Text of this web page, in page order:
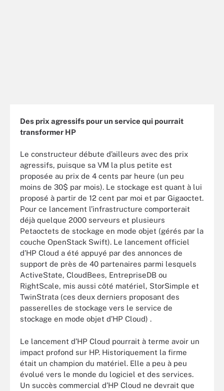
Des prix agressifs pour un service qui pourrait
transformer HP
Le constructeur débute d’ailleurs avec des prix
agressifs, puisque sa VM la plus petite est
proposée au prix de 4 cents par heure (un peu
moins de 30$ par mois). Le stockage est quant à lui
proposé à partir de 12 cent par moi et par Gigaoctet.
Pour ce lancement l’infrastructure comporterait
déjà quelque 2000 serveurs et plusieurs
Petaoctets de stockage en mode objet (gérés par la
couche OpenStack Swift). Le lancement officiel
d’HP Cloud a été appuyé par des annonces de
support de près de 40 partenaires parmi lesquels
ActiveState, CloudBees, EntrepriseDB ou
RightScale, mis aussi côté matériel, StorSimple et
TwinStrata (ces deux derniers proposant des
passerelles de stockage vers le service de
stockage en mode objet d’HP Cloud) .
Le lancement d’HP Cloud pourrait à terme avoir un
impact profond sur HP. Historiquement la firme
était un champion du matériel. Elle a peu à peu
évolué vers le monde du logiciel et des services.
Un succès commercial d’HP Cloud ne devrait que